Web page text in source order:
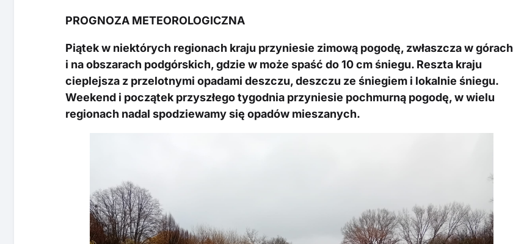
PROGNOZA METEOROLOGICZNA
Piątek w niektórych regionach kraju przyniesie zimową pogodę, zwłaszcza w górach
i na obszarach podgórskich, gdzie w może spaść do 10 cm śniegu. Reszta kraju
cieplejsza z przelotnymi opadami deszczu, deszczu ze śniegiem i lokalnie śniegu.
Weekend i początek przyszłego tygodnia przyniesie pochmurną pogodę, w wielu
regionach nadal spodziewamy się opadów mieszanych.